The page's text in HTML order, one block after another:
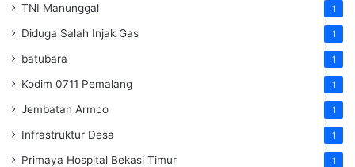
TNI Manunggal 1
Diduga Salah Injak Gas 1
batubara 1
Kodim 0711 Pemalang 1
Jembatan Armco 1
Infrastruktur Desa 1
Primaya Hospital Bekasi Timur 1